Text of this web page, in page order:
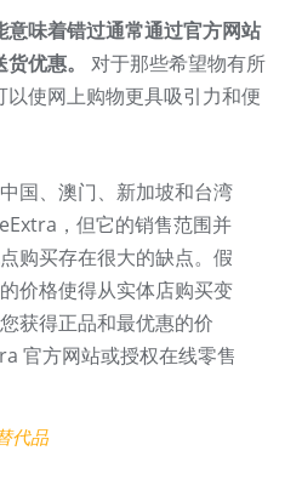
味着错过通常通过官方网站
优惠。
对于那些希望物有所
使网上购物更具吸引力和便
国、澳门、新加坡和台湾
，但它的销售范围并
购买存在很大的缺点。假
价格使得从实体店购买变
获得正品和最优惠的价
官方网站或授权在线零售
代品